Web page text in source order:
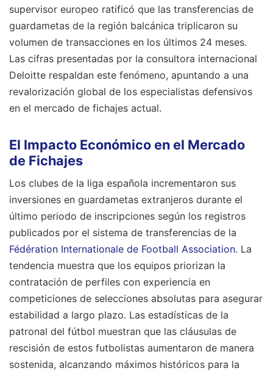
supervisor europeo ratificó que las transferencias de
guardametas de la región balcánica triplicaron su
volumen de transacciones en los últimos 24 meses.
Las cifras presentadas por la consultora internacional
Deloitte respaldan este fenómeno, apuntando a una
revalorización global de los especialistas defensivos
en el mercado de fichajes actual.
El Impacto Económico en el Mercado
de Fichajes
Los clubes de la liga española incrementaron sus
inversiones en guardametas extranjeros durante el
último periodo de inscripciones según los registros
publicados por el sistema de transferencias de la
Fédération Internationale de Football Association. La
tendencia muestra que los equipos priorizan la
contratación de perfiles con experiencia en
competiciones de selecciones absolutas para asegurar
estabilidad a largo plazo. Las estadísticas de la
patronal del fútbol muestran que las cláusulas de
rescisión de estos futbolistas aumentaron de manera
sostenida, alcanzando máximos históricos para la